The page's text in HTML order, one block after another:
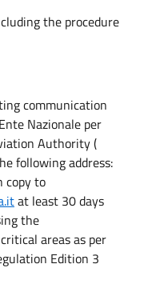
the procedure
communication
Nazionale per
Authority (
following address:
copy to
at least 30 days
the
areas as per
Edition 3